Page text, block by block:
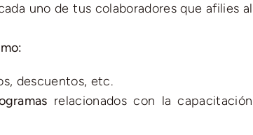
uno de tus colaboradores que afilies al
descuentos, etc.
relacionados con la capacitación